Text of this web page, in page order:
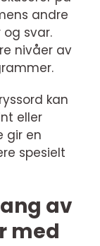
andre
svar.
nivåer av
kan
eller
gir en
spesielt
av
med